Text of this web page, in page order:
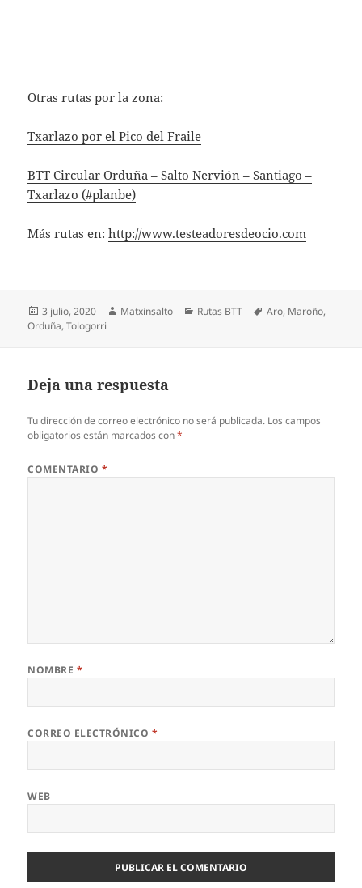
Otras rutas por la zona:
Txarlazo por el Pico del Fraile
BTT Circular Orduña – Salto Nervión – Santiago –
Txarlazo (#planbe)
Más rutas en:http://www.testeadoresdeocio.com
Publicado
el
3 julio, 2020 Autor
Matxinsalto Categorías
Rutas BTT Etiquetas
Aro, Maroño,
Orduña,Tologorri
Deja una respuesta
Tu dirección de correo electrónico no será publicada. Los campos
obligatorios están marcados con*
COMENTARIO *
NOMBRE *
CORREO ELECTRÓNICO *
WEB